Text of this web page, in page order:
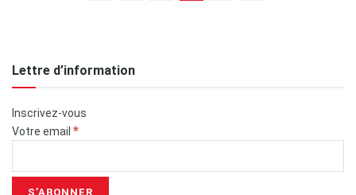
Lettre d’information
Inscrivez-vous
Votre email *